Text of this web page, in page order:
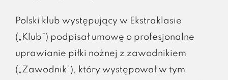
Polski klub występujący w Ekstraklasie
(„Klub”) podpisał umowę o profesjonalne
uprawianie piłki nożnej z zawodnikiem
(„Zawodnik"), który występował w tym